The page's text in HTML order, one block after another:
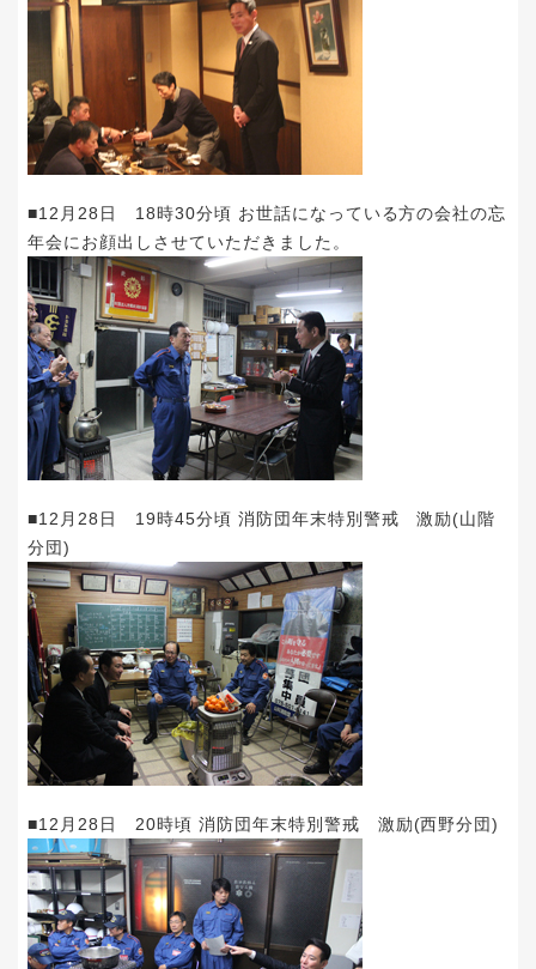
■12月28日 18時30分頃 お世話になっている方の会社の忘
年会にお顔出しさせていただきました。
■12月28日 19時45分頃 消防団年末特別警戒 激励(山階
分団)
■12月28日 20時頃 消防団年末特別警戒 激励(西野分団)